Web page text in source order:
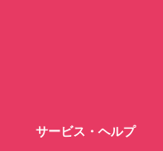
サービス・ヘルプ